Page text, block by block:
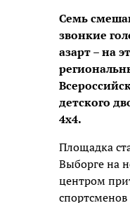
Семь
звонкие
азарт – на
детского
4х4.
Площадка
Выборге на
центром